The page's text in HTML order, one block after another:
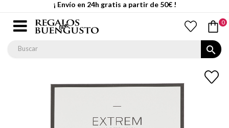
¡ Envío en 24h gratis a partir de 50€ !
0
search